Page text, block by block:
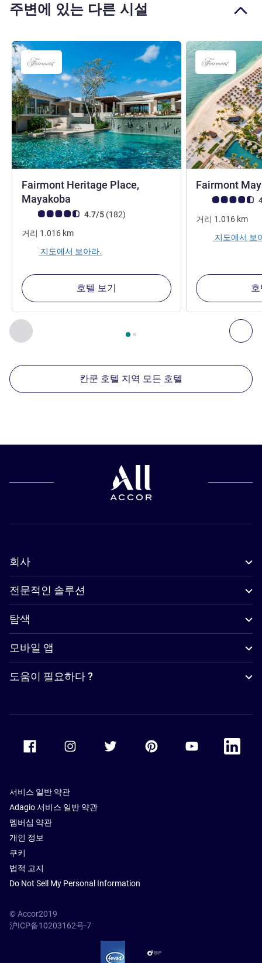
주변에 있는 다른 시설
이전 - 주변에 있는 다른 시설 다
2/ 페이지 , 주변에 있는 다른 시설 1 :, 주변에 있는 다른 시
Fairmont Heritage Place,
Mayakoba
고객 평점 (ALL 평가)
4.7/5 (182리뷰
)
거리 1.016 km
지도에서 보아라.
호텔 보기
Fairmont
고객 평점 (ALL 평
거리 1.016 km
지도에서 보
칸쿤 호텔 지역 모든 호텔
회사
전문적인 솔루션
탐색
모바일 앱
도움이 필요하다 ?
Accor Facebook Accor TwitterAccor PinterestAccor Youtube
Accor
서비스 일반 약관
Adagio 서비스 일반 약관
멤버십 약관
개인 정보
쿠키
법적 고지
Do Not Sell My Personal Information
© Accor2019
沪ICP备10203162号-7